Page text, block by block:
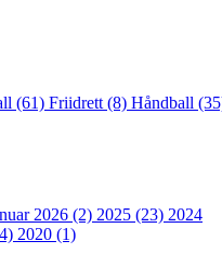
(61) Friidrett (8) Håndball
2026 (2) 2025 (23) 2024
2020 (1)